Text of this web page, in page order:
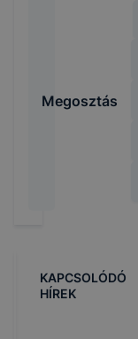
Megosztás
KAPCSOLÓDÓ
HÍREK